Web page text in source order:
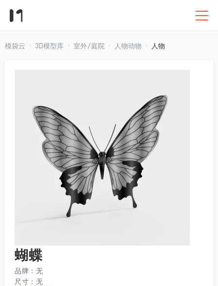
模袋云 3D模型库 室外/庭院 人物动物 人物
蝴蝶
品牌： 无
尺寸： 无